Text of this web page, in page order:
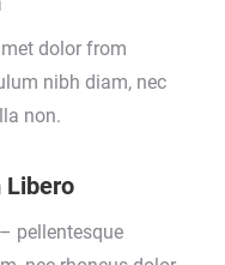
dolor from
nibh diam, nec
non.
Libero
pellentesque